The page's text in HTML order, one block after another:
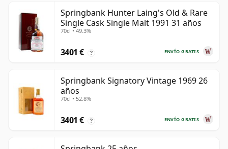
Springbank Hunter Laing's Old & Rare
Single Cask Single Malt 1991 31 años
70cl • 49.3%
ENVÍO GRATIS
3401 € ?
Springbank Signatory Vintage 1969 26
años
70cl • 52.8%
ENVÍO GRATIS
3401 € ?